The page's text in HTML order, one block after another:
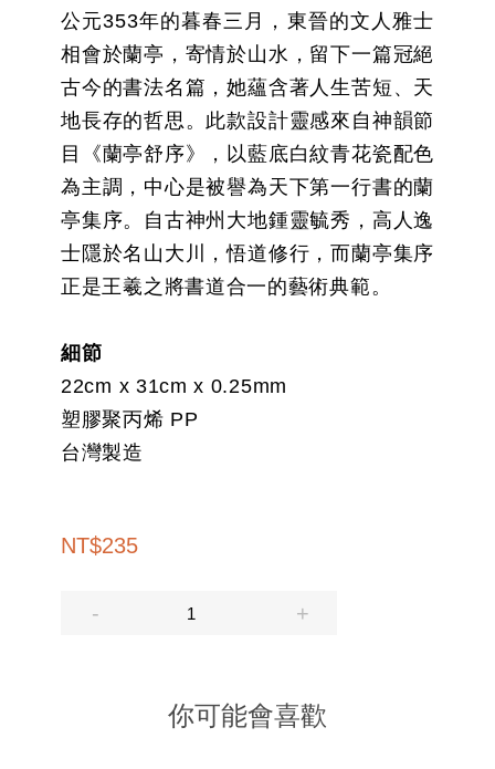
公元353年的暮春三月，東晉的文人雅士
相會於蘭亭，寄情於山水，留下一篇冠絕
古今的書法名篇，她蘊含著人生苦短、天
地長存的哲思。此款設計靈感來自神韻節
目《蘭亭舒序》，以藍底白紋青花瓷配色
為主調，中心是被譽為天下第一行書的蘭
亭集序。自古神州大地鍾靈毓秀，高人逸
士隱於名山大川，悟道修行，而蘭亭集序
正是王羲之將書道合一的藝術典範。
細節
22cm x 31cm x 0.25mm
塑膠聚丙烯 PP
台灣製造
NT$235
你可能會喜歡